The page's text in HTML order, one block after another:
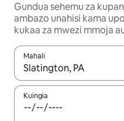
Gundua sehemu za
ambazo unahisi kama
kukaa za mwezi mmoja
Mahali
Wakati matokeo
Kuingia